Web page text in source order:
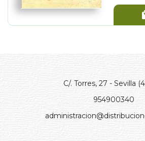
C/. Torres, 27 - Sevilla
954900340